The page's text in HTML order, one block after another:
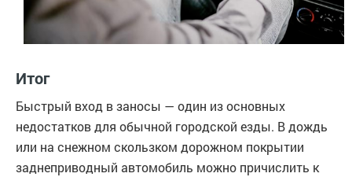
Итог
Быстрый вход в заносы — один из основных
недостатков для обычной городской езды. В дождь
или на снежном скользком дорожном покрытии
заднеприводный автомобиль можно причислить к